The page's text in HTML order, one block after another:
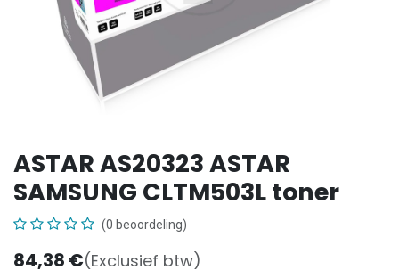
ASTAR AS20323 ASTAR
SAMSUNG CLTM503L toner
(0 beoordeling)
84,38 €(Exclusief btw)